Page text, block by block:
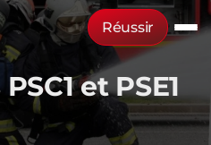
Réussir
et PSE1